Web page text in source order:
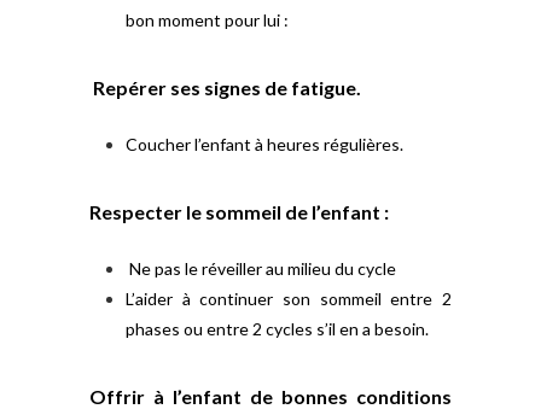
bon moment pour lui :
Repérer ses signes de fatigue.
Coucher l’enfant à heures régulières.
Respecter le sommeil de l’enfant :
Ne pas le réveiller au milieu du cycle
L’aider à continuer son sommeil entre 2
phases ou entre 2 cycles s’il en a besoin.
Offrir à l’enfant de bonnes conditions